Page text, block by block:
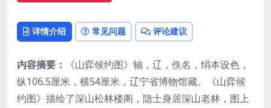
详情介绍 常见问题 评论建议
内容摘要：
《山弈候约图》轴，辽，佚名，绢本设色，
纵106.5厘米，横54厘米，辽宁省博物馆藏。《山弈候
约图》描绘了深山松林楼阁，隐士身居深山老林，图上